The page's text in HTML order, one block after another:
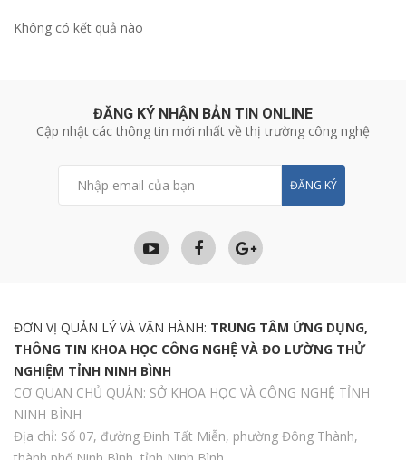
Không có kết quả nào
ĐĂNG KÝ NHẬN BẢN TIN ONLINE
Cập nhật các thông tin mới nhất về thị trường công nghệ
ĐĂNG KÝ
ĐƠN VỊ QUẢN LÝ VÀ VẬN HÀNH: TRUNG TÂM ỨNG DỤNG,
THÔNG TIN KHOA HỌC CÔNG NGHỆ VÀ ĐO LƯỜNG THỬ
NGHIỆM TỈNH NINH BÌNH
CƠ QUAN CHỦ QUẢN: SỞ KHOA HỌC VÀ CÔNG NGHỆ TỈNH
NINH BÌNH
Địa chỉ: Số 07, đường Đinh Tất Miễn, phường Đông Thành,